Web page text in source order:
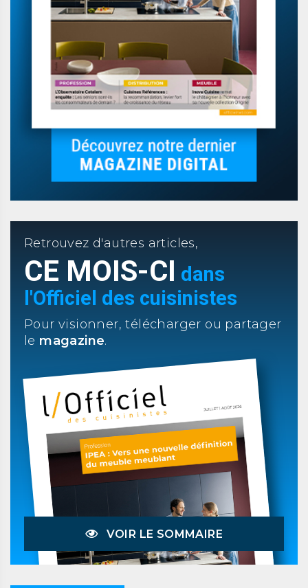
Retrouvez d'autres articles,
CE MOIS-CI dans
l'Officiel des cuisinistes
Pour visionner, télécharger ou partager
le magazine.
VOIR LE SOMMAIRE